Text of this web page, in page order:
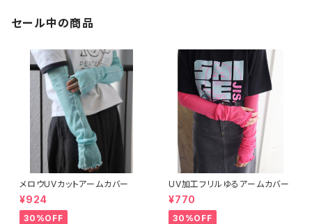
セール中の商品
メロウUVカットアームカバー
¥924
30%OFF
UV加工フリルゆるアームカバー
¥770
30%OFF